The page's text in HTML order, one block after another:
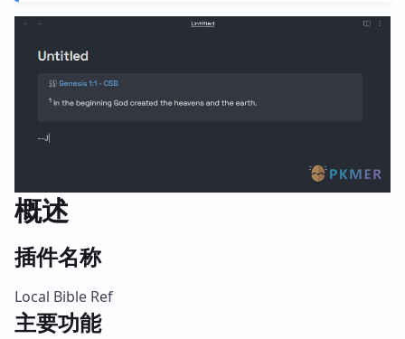
概述
插件名称
Local Bible Ref
主要功能